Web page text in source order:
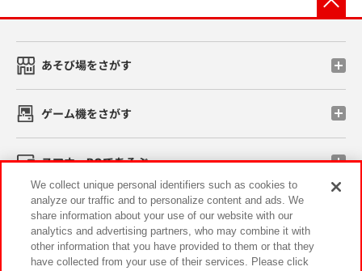
あそび場をさがす
ゲーム機をさがす
スマホ・PCであそぶ
イベント・キャンペーン
We collect unique personal identifiers such as cookies to
analyze our traffic and to personalize content and ads. We
share information about your use of our website with our
analytics and advertising partners, who may combine it with
other information that you have provided to them or that they
have collected from your use of their services. Please click